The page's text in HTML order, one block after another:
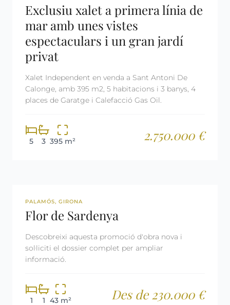
Exclusiu xalet a primera línia de
mar amb unes vistes
espectaculars i un gran jardí
privat
Xalet Independent en venda a Sant Antoni De
Calonge, amb 395 m2, 5 habitacions i 3 banys, 4
places de Garatge i Calefacció Gas Oil.
5 3 395 m² 2.750.000 €
OBRA NOVA
PALAMÓS, GIRONA
Flor de Sardenya
Descobreixi aquesta promoció d'obra nova i
sol·liciti el dossier complet per ampliar
informació.
1 1 43 m² Des de 230.000 €